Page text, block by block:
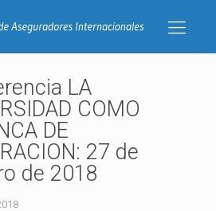
LA
COMO
DE
27 de
de 2018